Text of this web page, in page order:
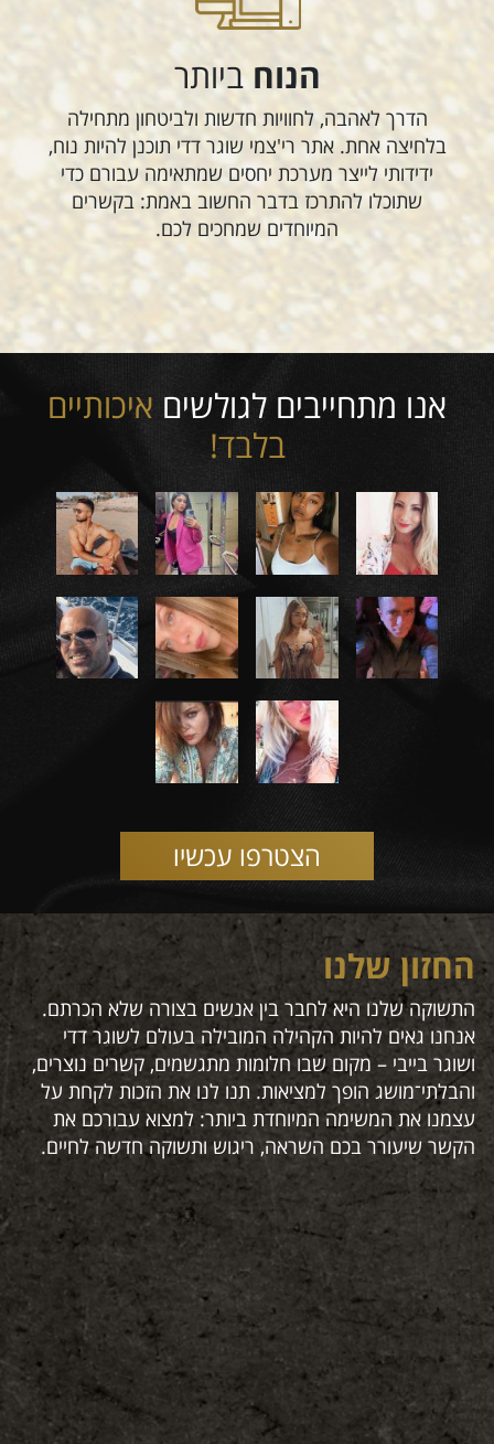
הנוחביותר
הדרך לאהבה, לחוויות חדשות ולביטחון מתחילה
בלחיצה אחת. אתר רי'צמי שוגר דדי תוכנן להיות נוח,
ידידותי לייצר מערכת יחסים שמתאימה עבורם כדי
שתוכלו להתרכז בדבר החשוב באמת: בקשרים
המיוחדים שמחכים לכם.
אנו מתחייבים לגולשים איכותיים
בלבד!
הצטרפו עכשיו
החזון שלנו
התשוקה שלנו היא לחבר בין אנשים בצורה שלא הכרתם.
אנחנו גאים להיות הקהילה המובילה בעולם לשוגר דדי
ושוגר בייבי – מקום שבו חלומות מתגשמים, קשרים נוצרים,
והבלתי־מושג הופך למציאות. תנו לנו את הזכות לקחת על
עצמנו את המשימה המיוחדת ביותר: למצוא עבורכם את
הקשר שיעורר בכם השראה, ריגוש ותשוקה חדשה לחיים.